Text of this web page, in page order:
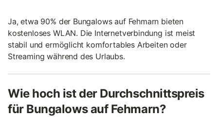
Ja, etwa 90% der Bungalows auf Fehmarn bieten
kostenloses WLAN. Die Internetverbindung ist meist
stabil und ermöglicht komfortables Arbeiten oder
Streaming während des Urlaubs.
Wie hoch ist der Durchschnittspreis
für Bungalows auf Fehmarn?